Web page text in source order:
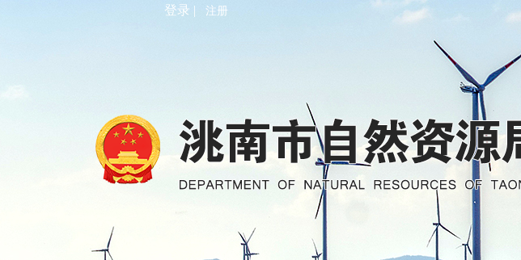
登录 | 注册